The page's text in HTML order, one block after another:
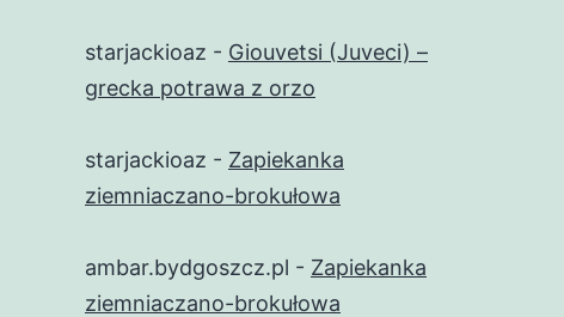
starjackioaz - Giouvetsi (Juveci) –
grecka potrawa z orzo
starjackioaz - Zapiekanka
ziemniaczano-brokułowa
ambar.bydgoszcz.pl - Zapiekanka
ziemniaczano-brokułowa